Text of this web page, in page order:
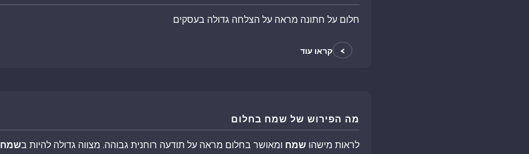
חלום על חתונה מראה על הצלחה גדולה בעסקים
> קראו עוד
מה הפירוש של שמח בחלום
לראות מישהו שמח ומאושר בחלום מראה על תודעה רוחנית גבוהה. מצווה גדולה להיות בשמח